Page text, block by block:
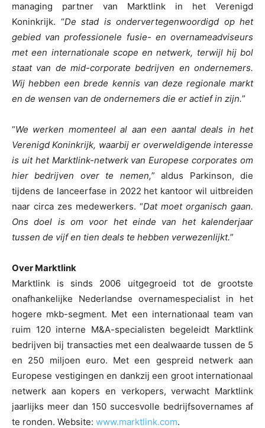
managing partner van Marktlink in het Verenigd
Koninkrijk. “De stad is ondervertegenwoordigd op het
gebied van professionele fusie- en overnameadviseurs
met een internationale scope en netwerk, terwijl hij bol
staat van de mid-corporate bedrijven en ondernemers.
Wij hebben een brede kennis van deze regionale markt
en de wensen van de ondernemers die er actief in zijn.”
“We werken momenteel al aan een aantal deals in het
Verenigd Koninkrijk, waarbij er overweldigende interesse
is uit het Marktlink-netwerk van Europese corporates om
hier bedrijven over te nemen,” aldus Parkinson, die
tijdens de lanceerfase in 2022 het kantoor wil uitbreiden
naar circa zes medewerkers. “Dat moet organisch gaan.
Ons doel is om voor het einde van het kalenderjaar
tussen de vijf en tien deals te hebben verwezenlijkt.”
Over Marktlink
Marktlink is sinds 2006 uitgegroeid tot de grootste
onafhankelijke Nederlandse overnamespecialist in het
hogere mkb-segment. Met een internationaal team van
ruim 120 interne M&A-specialisten begeleidt Marktlink
bedrijven bij transacties met een dealwaarde tussen de 5
en 250 miljoen euro. Met een gespreid netwerk aan
Europese vestigingen en dankzij een groot internationaal
netwerk aan kopers en verkopers, verwacht Marktlink
jaarlijks meer dan 150 succesvolle bedrijfsovernames af
te ronden. Website: www.marktlink.com.